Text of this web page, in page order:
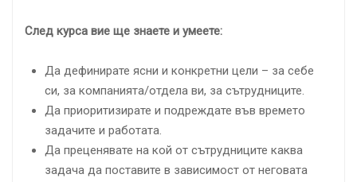
След курса вие ще знаете и умеете:
Да дефинирате ясни и конкретни цели – за себе
си, за компанията/отдела ви, за сътрудниците.
Да приоритизирате и подреждате във времето
задачите и работата.
Да преценявате на кой от сътрудниците каква
задача да поставите в зависимост от неговата